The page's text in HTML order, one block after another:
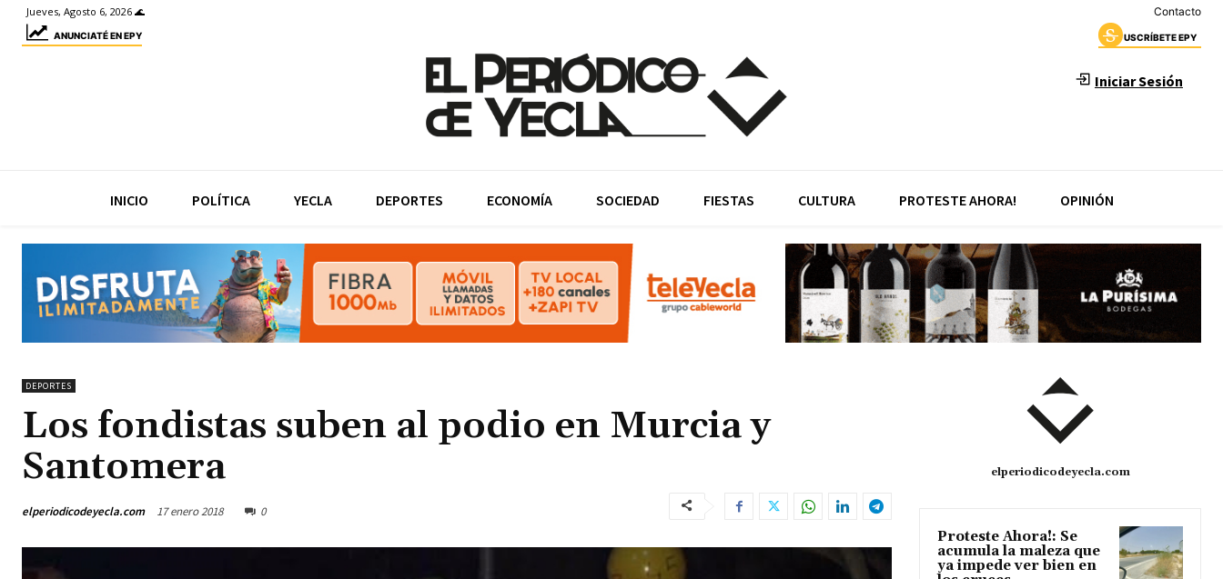
Jueves, Agosto 6, 2026 🌊 Contacto
ANUNCIATÉ EN EPY USCRÍBETE EPY
Iniciar Sesión
INICIO POLÍTICA YECLA DEPORTES ECONOMÍA SOCIEDAD FIESTAS CULTURA PROTESTE AHORA! OPINIÓN
DEPORTES
Los fondistas suben al podio en Murcia y
Santomera
elperiodicodeyecla.com 17 enero 2018 0
elperiodicodeyecla.com
Proteste Ahora!: Se
acumula la maleza que
ya impede ver bien en